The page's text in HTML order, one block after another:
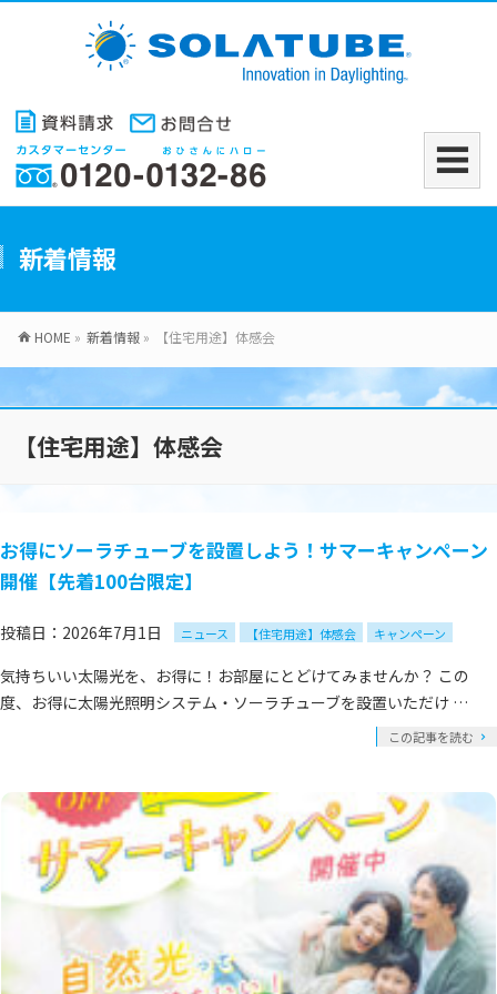
新着情報
HOME » 新着情報 » 【住宅用途】体感会
【住宅用途】体感会
お得にソーラチューブを設置しよう！サマーキャンペーン
開催【先着100台限定】
投稿日：2026年7月1日 ニュース 【住宅用途】体感会 キャンペーン
気持ちいい太陽光を、お得に！お部屋にとどけてみませんか？ この
度、お得に太陽光照明システム・ソーラチューブを設置いただけ …
この記事を読む